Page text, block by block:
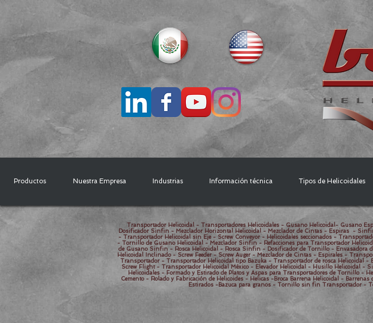
Productos Nuestra Empresa Industrias Información técnica Tipos de Helicoidales
Transportador Helicoidal - Transportadores Helicoidales - Gusano Helicoidal- Gusano
Dosificador Sinfin - Mezclador Horizontal Helicoidal - Mezclador de Cintas - Espiras -
- Transportador Helicoidal sin Eje - Screw Conveyor - Helicoidales seccionados -
- Tornillo de Gusano Helicoidal - Mezclador Sinfin - Refacciones para Transportador
de Gusano Sinfin - Rosca Helicoidal - Rosca Sinfin - Dosificador de Tornillo - Envasadora
Helicoidal Inclinado - Screw Feeder - Screw Auger - Mezclador de Cintas - Espirales -
Transportador - Transportador Helicoidal tipo Bazuka - Transportador de rosca Helicoidal -
Screw Flight - Transportador Helicoidal México - Elevador Helicoidal - Husillo Helicoidal -
Helicoidales - Formado y Estirado de Platos y Aspas para Transportadores de Tornillo -
Cemento - Rolado y Fabricación de Helicoides - Helicas -Broca Barrena Helicoidal -
Estirados -Bazuca para granos - Tornillo sin fin Transportador